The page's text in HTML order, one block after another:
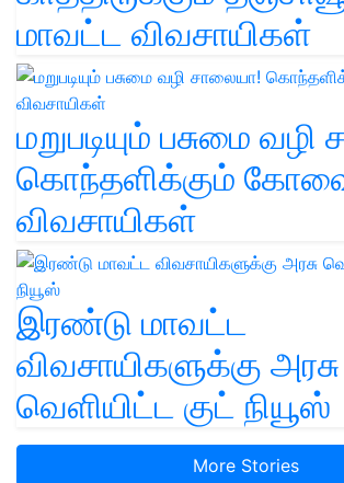
மாவட்ட விவசாயிகள்
மறுபடியும் பசுமை
கொந்தளிக்கும்
விவசாயிகள்
இரண்டு மாவட்ட
விவசாயிகளுக்கு அரசு
வெளியிட்ட குட் நியூஸ்
More Stories